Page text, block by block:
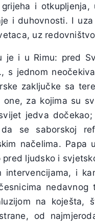
i
i duhovnosti. I
uz
je i u Rimu: pred
s jednom
zaključke sa
one, za kojima su
jedva
se saborskoj
načelima. Papa
pred ljudsko i
intervencijama, i
na koješta,
od